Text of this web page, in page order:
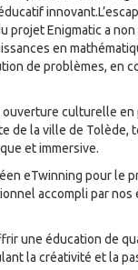
innovant.
projet Enigmatic a
en
de problèmes, en
culturelle
de la ville de Tolède,
et immersive.
eTwinning pour le
accompli par nos
une éducation de
la créativité et la